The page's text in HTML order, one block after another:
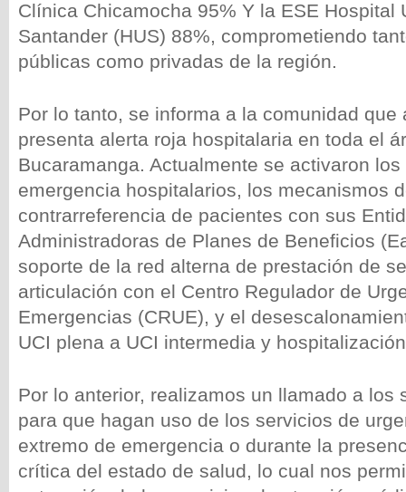
Clínica Chicamocha 95% Y la ESE Hospital
Santander (HUS) 88%, comprometiendo
públicas como privadas de la región.
Por lo tanto, se informa a la comunidad que
presenta alerta roja hospitalaria en toda el
Bucaramanga. Actualmente se activaron
emergencia hospitalarios, los mecanismos
contrarreferencia de pacientes con sus
Administradoras de Planes de Beneficios
soporte de la red alterna de prestación de
articulación con el Centro Regulador de
Emergencias (CRUE), y el
UCI plena a UCI intermedia y
Por lo anterior, realizamos un llamado a los
para que hagan uso de los servicios de
extremo de emergencia o durante la
crítica del estado de salud, lo cual nos